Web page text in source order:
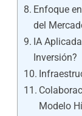
Enfoque
del
IA
Inversión?
Modelo